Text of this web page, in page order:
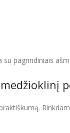
pagrindiniais